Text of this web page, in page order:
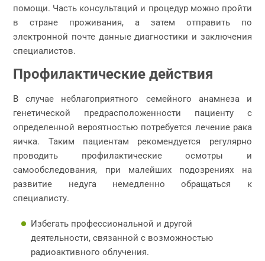
помощи. Часть консультаций и процедур можно пройти
в стране проживания, а затем отправить по
электронной почте данные диагностики и заключения
специалистов.
Профилактические действия
В случае неблагоприятного семейного анамнеза и
генетической предрасположенности пациенту с
определенной вероятностью потребуется лечение рака
яичка. Таким пациентам рекомендуется регулярно
проводить профилактические осмотры и
самообследования, при малейших подозрениях на
развитие недуга немедленно обращаться к
специалисту.
Избегать профессиональной и другой
деятельности, связанной с возможностью
радиоактивного облучения.